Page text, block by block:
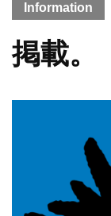
Information
掲載。